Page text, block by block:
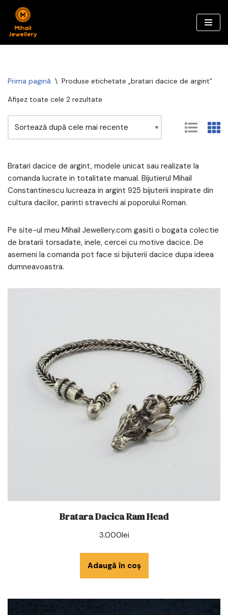
Sari
la
Prima pagină \ Produse etichetate „bratari dacice de argint”
Afișez toate cele 2 rezultate
Bratari dacice de argint, modele unicat sau realizate la
comanda lucrate in totalitate manual. Bijutierul Mihail
Constantinescu lucreaza in argint 925 bijuterii inspirate din
cultura dacilor, parinti stravechi ai poporului Roman.
Pe site-ul meu Mihail Jewellery.com gasiti o bogata colectie
de bratarii torsadate, inele, cercei cu motive dacice. De
asemeni la comanda pot face si bijuterii dacice dupa ideea
dumneavoastra.
Bratara Dacica Ram Head
3.000lei
Adaugă în coș